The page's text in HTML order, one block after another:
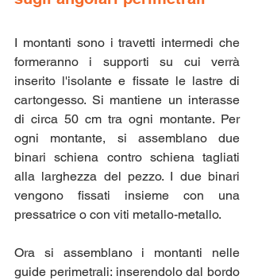
I montanti sono i travetti intermedi che
formeranno i supporti su cui verrà
inserito l'isolante e fissate le lastre di
cartongesso. Si mantiene un interasse
di circa 50 cm tra ogni montante. Per
ogni montante, si assemblano due
binari schiena contro schiena tagliati
alla larghezza del pezzo. I due binari
vengono fissati insieme con una
pressatrice o con viti metallo-metallo.
Ora si assemblano i montanti nelle
guide perimetrali: inserendolo dal bordo